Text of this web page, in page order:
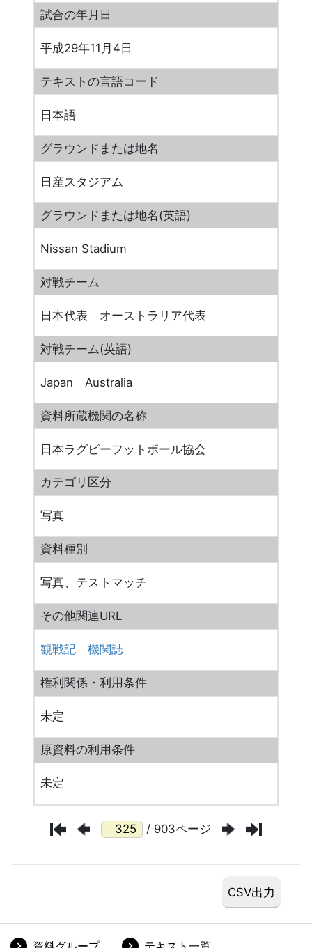
試合の年月日
平成29年11月4日
テキストの言語コード
日本語
グラウンドまたは地名
日産スタジアム
グラウンドまたは地名(英語)
Nissan Stadium
対戦チーム
日本代表 オーストラリア代表
対戦チーム(英語)
Japan Australia
資料所蔵機関の名称
日本ラグビーフットボール協会
カテゴリ区分
写真
資料種別
写真、テストマッチ
その他関連URL
観戦記 機関誌
権利関係・利用条件
未定
原資料の利用条件
未定
/ 903ページ